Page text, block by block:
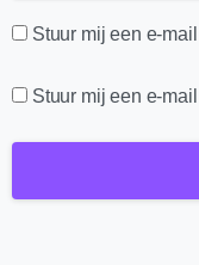
Stuur mij een e-
Stuur mij een e-